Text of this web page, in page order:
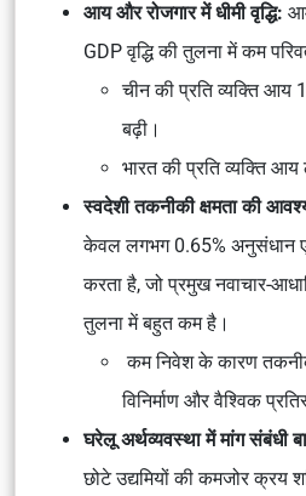
आय और रोजगार में धीमी वृद्धि:
GDP वृद्धि की तुलना में कम
चीन की प्रति व्यक्ति आय
बढ़ी।
भारत की प्रति व्यक्ति
स्वदेशी तकनीकी क्षमता की
केवल लगभग 0.65% अनुसंधान
करता है, जो प्रमुख नवाचार-
तुलना में बहुत कम है।
कम निवेश के कारण
विनिर्माण और वैश्विक
घरेलू अर्थव्यवस्था में मांग संबंधी
छोटे उद्यमियों की कमजोर क्रय